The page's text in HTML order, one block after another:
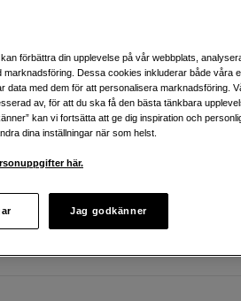
:Finns i lager
: Visa butik
Utmärkt bildkvalité med 20,1 MP
4K-video samt 120 fps slowmotion
förbättra din upplevelse på vår webbplats,
Dessa cookies inkluderar både våra
med dem för att personalisera marknadsföring.
av, för att du ska få den bästa tänkbara
kan vi fortsätta att ge dig inspiration och
dina inställningar när som helst.
här.
Jag godkänner